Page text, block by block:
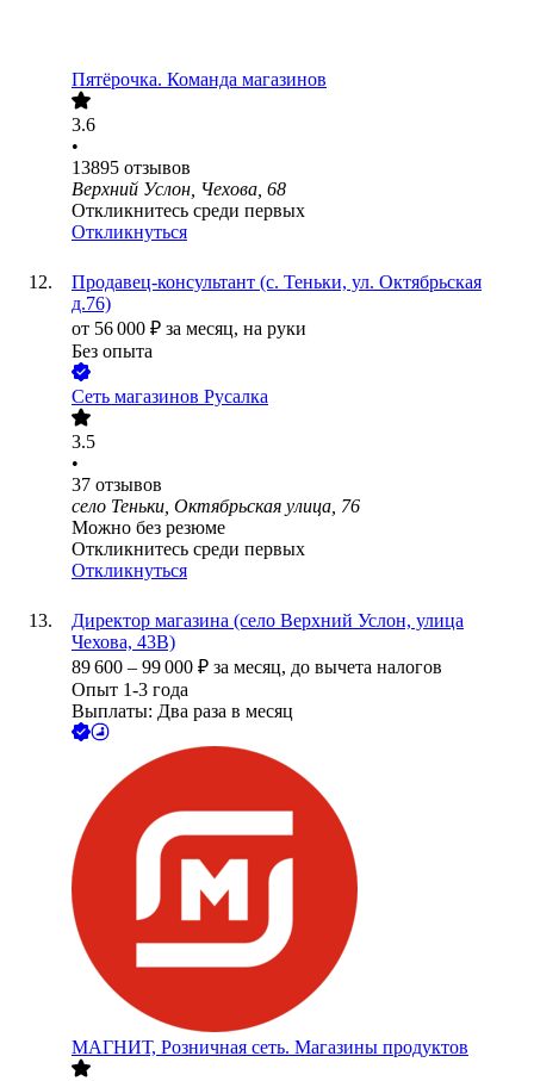
Пятёрочка. Команда магазинов
3.6
•
13895 отзывов
Верхний Услон, Чехова, 68
Откликнитесь среди первых
Откликнуться
Продавец-консультант (с. Теньки, ул. Октябрьская
д.76)
от 56 000 ₽ за месяц, на руки
Без опыта
Сеть магазинов Русалка
3.5
•
37 отзывов
село Теньки, Октябрьская улица, 76
Можно без резюме
Откликнитесь среди первых
Откликнуться
Директор магазина (село Верхний Услон, улица
Чехова, 43В)
89 600 – 99 000 ₽ за месяц, до вычета налогов
Опыт 1-3 года
Выплаты: Два раза в месяц
МАГНИТ, Розничная сеть. Магазины продуктов